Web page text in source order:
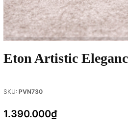
Eton Artistic
SKU: PVN730
1.390.000₫